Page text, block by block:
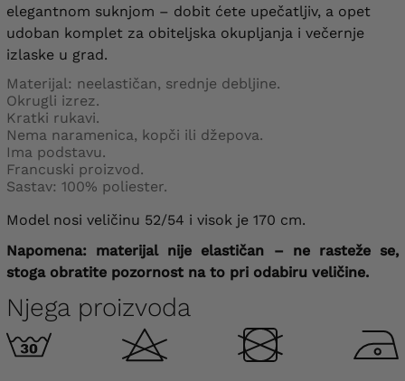
elegantnom suknjom – dobit ćete upečatljiv, a opet
udoban komplet za obiteljska okupljanja i večernje
izlaske u grad.
Materijal: neelastičan, srednje debljine.
Okrugli izrez.
Kratki rukavi.
Nema naramenica, kopči ili džepova.
Ima podstavu.
Francuski proizvod.
Sastav: 100% poliester.
Model nosi veličinu 52/54 i visok je 170 cm.
Napomena: materijal nije elastičan – ne rasteže se,
stoga obratite pozornost na to pri odabiru veličine.
Njega proizvoda